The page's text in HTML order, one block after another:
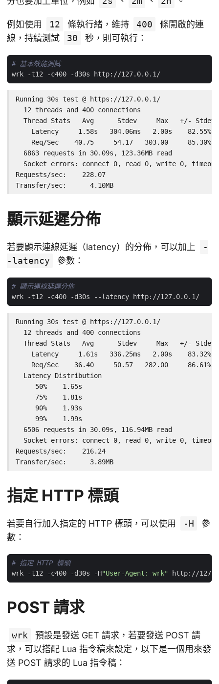
例如使用 12 條執行緒，維持 400
條開啟的連
線，持續測試
30 秒，則可執行：
# 基本效能測試
Running 30s test @ https://127.0.0.1/
  12 threads and 400 connections
  Thread Stats   Avg      Stdev     Max   +/- Stdev
    Latency     1.58s   304.06ms   2.00s    82.55%
    Req/Sec    40.75     54.17   303.00     85.30%
  6863 requests in 30.09s, 123.36MB read
Socket errors: connect 0, read 0, write 0,
Requests/sec:    228.07
Transfer/sec:      4.10MB
顯示延遲分佈
若要顯示連線延遲（latency）的分佈，可以加上
-
-latency
參數：
# 顯示連線延遲分佈
Running 30s test @ https://127.0.0.1/
  12 threads and 400 connections
  Thread Stats   Avg      Stdev     Max   +/- Stdev
    Latency     1.61s   336.25ms   2.00s    83.32%
    Req/Sec    36.40     50.57   282.00     86.61%
  Latency Distribution
     50%    1.65s
     75%    1.81s
     90%    1.93s
     99%    1.99s
  6506 requests in 30.09s, 116.94MB read
Socket errors: connect 0, read 0, write 0,
Requests/sec:    216.24
Transfer/sec:      3.89MB
指定 HTTP 標頭
若要自行加入指定的 HTTP 標頭，可以使用 -H
參
數：
# 指定 HTTP 標頭
wrk -t12 -c400 -d30s -H"User-Agent: wrk"
POST 請求
wrk
預設是發送 GET 請求，若要發送 POST 請
求，可以搭配 Lua 指令稿來設定，以下是一個用來發
送 POST 請求的 Lua 指令稿：